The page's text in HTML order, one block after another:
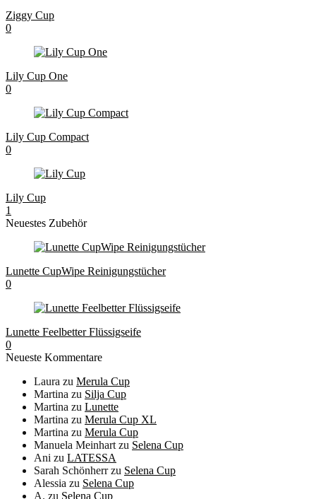
Ziggy Cup
0
Lily Cup One
0
Lily Cup Compact
0
Lily Cup
1
Neuestes Zubehör
Lunette CupWipe Reinigungstücher
0
Lunette Feelbetter Flüssigseife
0
Neueste Kommentare
Laura zu Merula Cup
Martina zu Silja Cup
Martina zu Lunette
Martina zu Merula Cup XL
Martina zu Merula Cup
Manuela Meinhart zu Selena Cup
Ani zu LATESSA
Sarah Schönherrzu Selena Cup
Alessia zu Selena Cup
A. zu Selena Cup